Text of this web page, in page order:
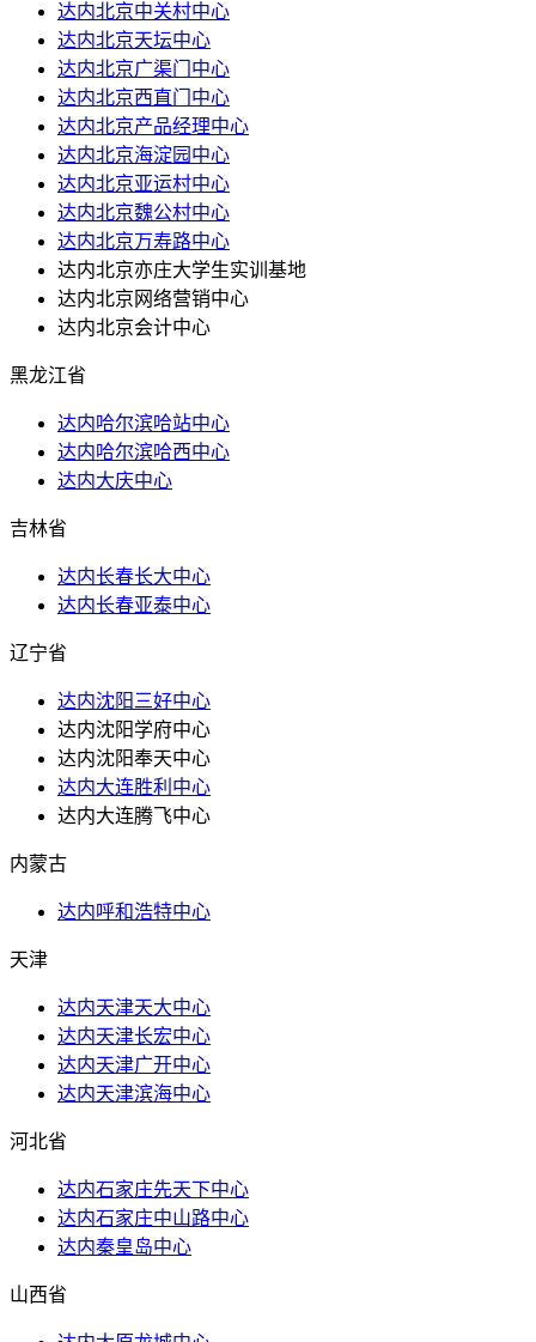
达内北京中关村中心
达内北京天坛中心
达内北京广渠门中心
达内北京西直门中心
达内北京产品经理中心
达内北京海淀园中心
达内北京亚运村中心
达内北京魏公村中心
达内北京万寿路中心
达内北京亦庄大学生实训基地
达内北京网络营销中心
达内北京会计中心
黑龙江省
达内哈尔滨哈站中心
达内哈尔滨哈西中心
达内大庆中心
吉林省
达内长春长大中心
达内长春亚泰中心
辽宁省
达内沈阳三好中心
达内沈阳学府中心
达内沈阳奉天中心
达内大连胜利中心
达内大连腾飞中心
内蒙古
达内呼和浩特中心
天津
达内天津天大中心
达内天津长宏中心
达内天津广开中心
达内天津滨海中心
河北省
达内石家庄先天下中心
达内石家庄中山路中心
达内秦皇岛中心
山西省